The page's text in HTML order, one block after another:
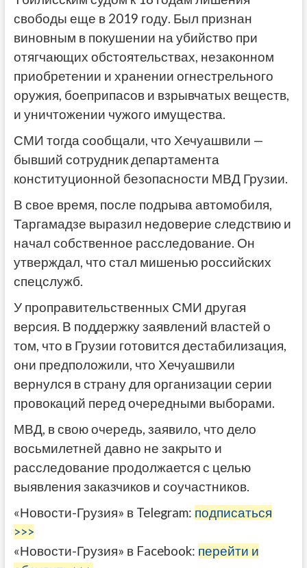
свободы еще в 2019 году. Был признан
виновным в покушении на убийство при
отягчающих обстоятельствах, незаконном
приобретении и хранении огнестрельного
оружия, боеприпасов и взрывчатых веществ,
и уничтожении чужого имущества.
СМИ тогда сообщали, что Хечуашвили —
бывший сотрудник департамента
конституционной безопасности МВД Грузии.
В свое время, после подрыва автомобиля,
Таргамадзе выразил недоверие следствию и
начал собственное расследование. Он
утверждал, что стал мишенью российских
спецслужб.
У проправительственных СМИ другая
версия. В поддержку заявлений властей о
том, что в Грузии готовится дестабилизация,
они предположили, что Хечуашвили
вернулся в страну для организации серии
провокаций перед очередными выборами.
МВД, в свою очередь, заявило, что дело
восьмилетней давно не закрыто и
расследование продолжается с целью
выявления заказчиков и соучастников.
«Новости-Грузия» в Telegram: подписаться
>>>
«Новости-Грузия» в Facebook: перейти и